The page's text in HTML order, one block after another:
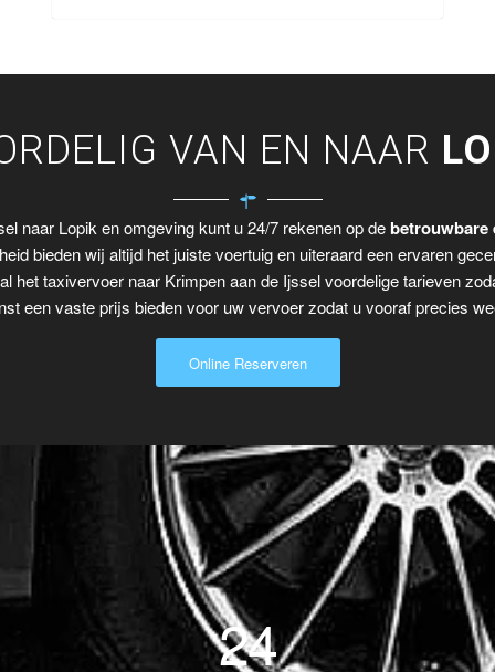
VAN EN NAAR
naar Lopik en omgeving kunt u 24/7 rekenen op debetrouwbare
bieden wij altijd het juiste voertuig en uiteraard een ervaren
het taxivervoer naar Krimpen aan de Ijssel voordelige tarieven
een vaste prijs bieden voor uw vervoer zodat u vooraf precies
Online Reserveren
24